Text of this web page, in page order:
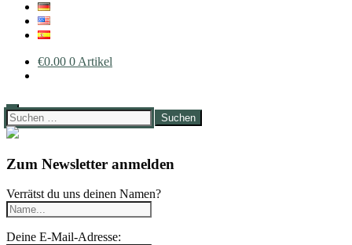
€0.00 0 Artikel
Suchen
nach:
Zum Newsletter anmelden
Verrätst du uns deinen Namen?
Deine E-Mail-Adresse: